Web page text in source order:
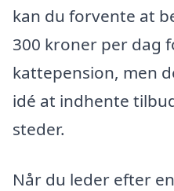
kan du forvente at
300 kroner per dag
kattepension, men
idé at indhente
steder.
Når du leder efter